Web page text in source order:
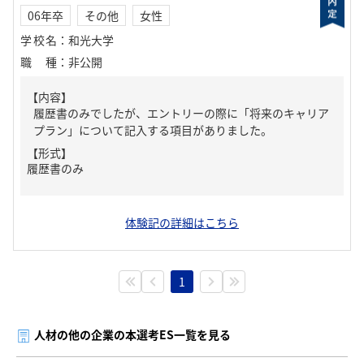
06年卒 その他
女性
学校名 ： 和光大学
職種 ： 非公開
【内容】
履歴書のみでしたが、エントリーの際に「将来のキャリア
プラン」について記入する項目がありました。
【形式】
履歴書のみ
体験記の詳細はこちら
1
人材の他の企業の本選考ES一覧を見る